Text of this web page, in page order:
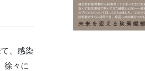
、感染
徐々に